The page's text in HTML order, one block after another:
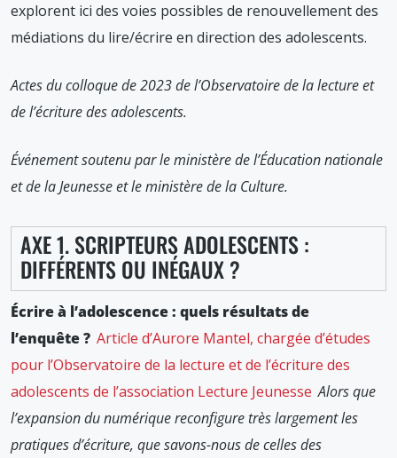
explorent ici des voies possibles de renouvellement des
médiations du lire/écrire en direction des adolescents.
Actes du colloque de 2023 de l’Observatoire de la lecture et
de l’écriture des adolescents.
Événement soutenu par le ministère de l’Éducation nationale
et de la Jeunesse et le ministère de la Culture.
AXE 1. SCRIPTEURS ADOLESCENTS :
DIFFÉRENTS OU INÉGAUX ?
Écrire à l’adolescence : quels résultats de
l’enquête? Article d’Aurore Mantel, chargée d’études
pour l’Observatoire de la lecture et de l’écriture des
adolescents de l’association Lecture Jeunesse Alors que
l’expansion du numérique reconfigure très largement les
pratiques d’écriture, que savons-nous de celles des